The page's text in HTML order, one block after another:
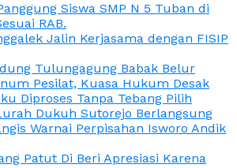
Siswa SMP N 5 Tuban di
RAB.
Jalin Kerjasama dengan FISIP
Tulungagung Babak Belur
Pesilat, Kuasa Hukum Desak
Diproses Tanpa Tebang Pilih
Dukuh Sutorejo Berlangsung
Warnai Perpisahan Isworo Andik
Patut Di Beri Apresiasi Karena